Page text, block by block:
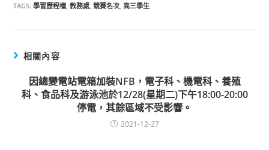
TAGS:學習歷程檔 教務處 競賽名次 高三學生
相關內容
因總變電站電箱加裝NFB，電子科、機電科、養殖
科、食品科及游泳池於12/28(星期二)下午18:00-20:00
停電，其餘區域不受影響。
2021-12-27